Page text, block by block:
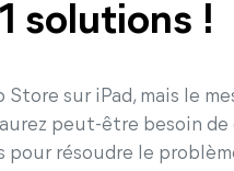
solutions !
sur iPad, mais le
peut-être besoin de
résoudre le